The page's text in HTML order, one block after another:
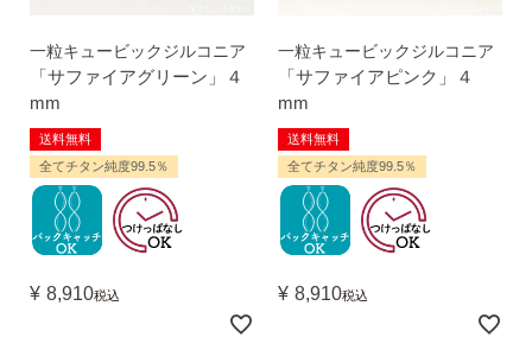
一粒キュービックジルコニア
「サファイアグリーン」４
mm
送料無料
全てチタン純度99.5％
¥ 8,910税込
一粒キュービックジルコニア
「サファイアピンク」４
mm
送料無料
全てチタン純度99.5％
¥ 8,910税込